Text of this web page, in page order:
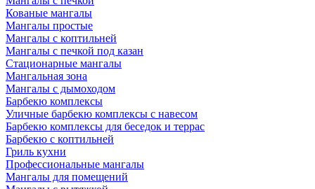
Кованые мангалы
Мангалы простые
Мангалы с коптильней
Мангалы с печкой под казан
Стационарные мангалы
Мангальная зона
Мангалы с дымоходом
Барбекю комплексы
Уличные барбекю комплексы с навесом
Барбекю комплексы для беседок и террас
Барбекю с коптильней
Гриль кухни
Профессиональные мангалы
Мангалы для помещений